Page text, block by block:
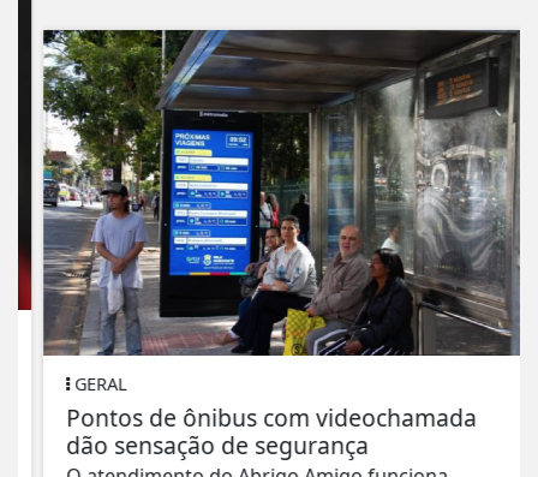
GERAL
Pontos de ônibus com videochamada
dão sensação de segurança